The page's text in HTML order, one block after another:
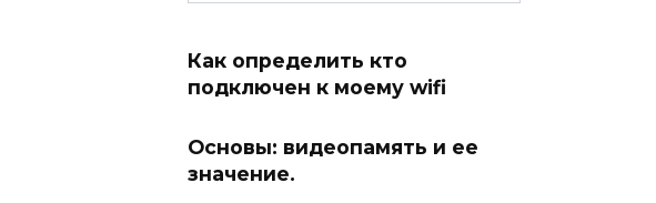
Как определить кто
подключен к моему wifi
Основы: видеопамять и ее
значение.